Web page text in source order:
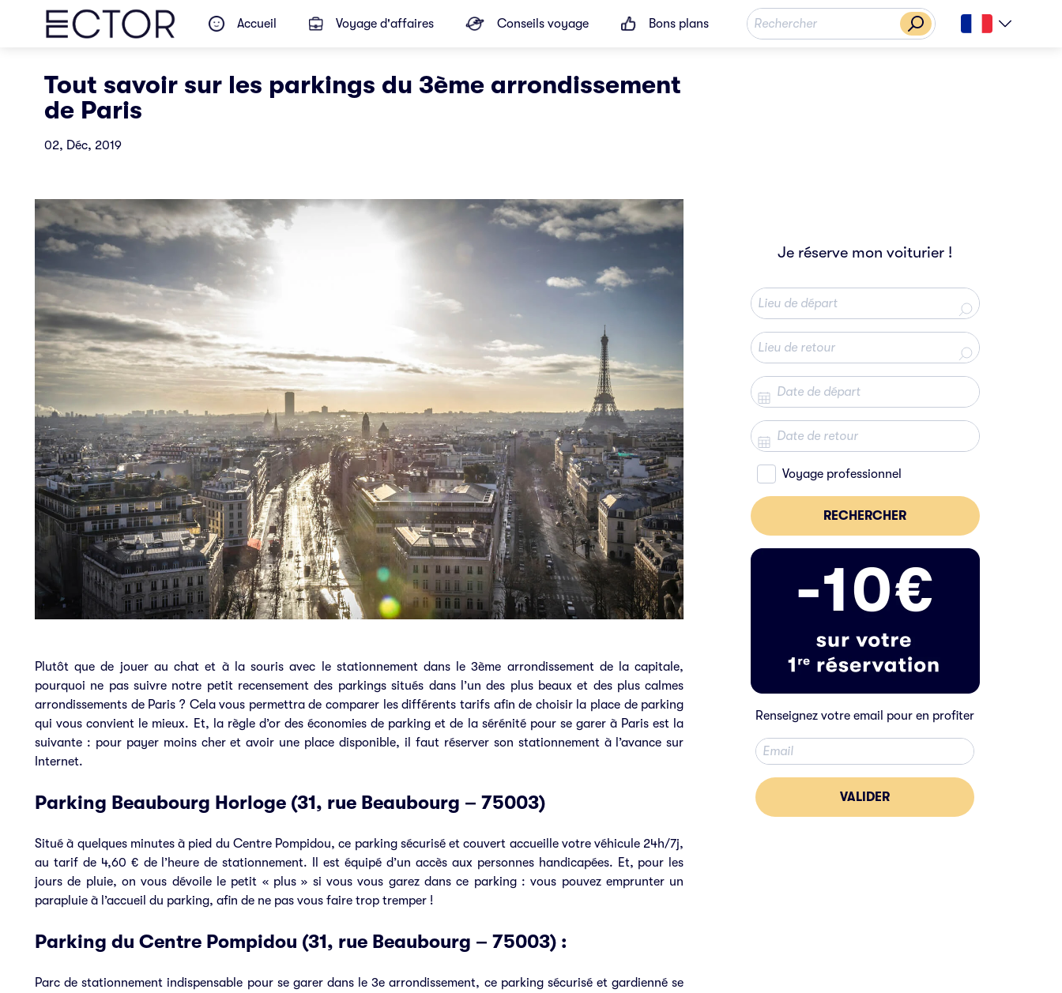
Accueil Voyage d'affaires Conseils voyage Bons plans
Tout savoir sur les parkings du 3ème arrondissement
de Paris
02, Déc, 2019
Plutôt que de jouer au chat et à la souris avec le stationnement dans le 3ème arrondissement de la capitale,
pourquoi ne pas suivre notre petit recensement des parkings situés dans l’un des plus beaux et des plus calmes
arrondissements de Paris ? Cela vous permettra de comparer les différents tarifs afin de choisir la place de parking
qui vous convient le mieux. Et, la règle d’or des économies de parking et de la sérénité pour se garer à Paris est la
suivante : pour payer moins cher et avoir une place disponible, il faut réserver son stationnement à l’avance sur
Internet.
Parking Beaubourg Horloge (31, rue Beaubourg – 75003)
Situé à quelques minutes à pied du Centre Pompidou, ce parking sécurisé et couvert accueille votre véhicule 24h/7j,
au tarif de 4,60 € de l’heure de stationnement. Il est équipé d’un accès aux personnes handicapées. Et, pour les
jours de pluie, on vous dévoile le petit « plus » si vous vous garez dans ce parking : vous pouvez emprunter un
parapluie à l’accueil du parking, afin de ne pas vous faire trop tremper !
Parking du Centre Pompidou (31, rue Beaubourg – 75003) :
Parc de stationnement indispensable pour se garer dans le 3e arrondissement, ce parking sécurisé et gardienné se
Je réserve mon voiturier !
Voyage professionnel
RECHERCHER
Renseignez votre email pour en profiter
VALIDER